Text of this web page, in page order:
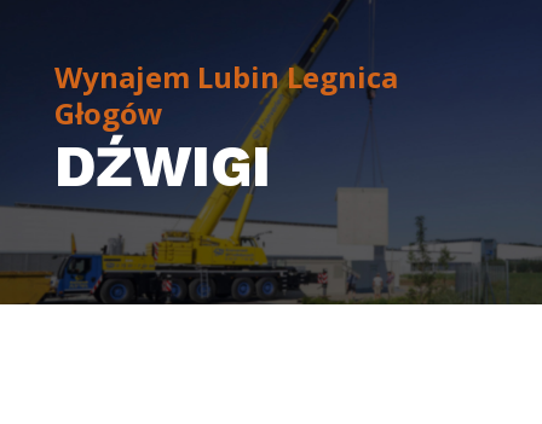
Wynajem Lubin Legnica
Głogów
DŹWIGI